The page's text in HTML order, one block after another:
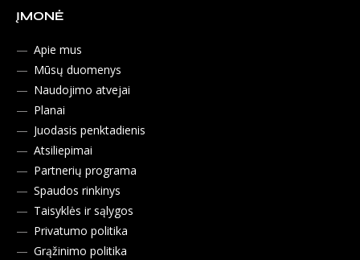
ĮMONĖ
Apie mus
Mūsų duomenys
Naudojimo atvejai
Planai
Juodasis penktadienis
Atsiliepimai
Partnerių programa
Spaudos rinkinys
Taisyklės ir sąlygos
Privatumo politika
Grąžinimo politika